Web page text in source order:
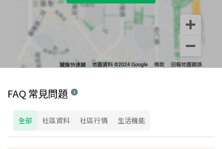
FAQ 常見問題
全部 社區資料 社區行情 生活機能